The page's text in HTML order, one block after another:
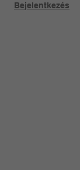
Bejelentkezés